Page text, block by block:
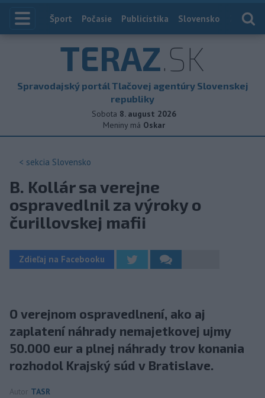
Index
Šport Počasie Publicistika Slovensko
TERAZ.SK
Spravodajský portál Tlačovej agentúry Slovenskej
republiky
Sobota 8. august 2026
Meniny má Oskar
< sekcia Slovensko
B. Kollár sa verejne
ospravedlnil za výroky o
čurillovskej mafii
Zdieľaj na Facebooku
O verejnom ospravedlnení, ako aj
zaplatení náhrady nemajetkovej ujmy
50.000 eur a plnej náhrady trov konania
rozhodol Krajský súd v Bratislave.
Autor TASR